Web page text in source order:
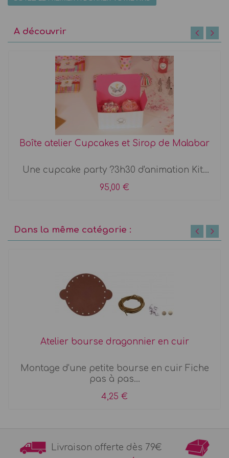
A découvrir
Boîte atelier Cupcakes et Sirop de Malabar
Une cupcake party ?3h30 d'animation Kit...
95,00 €
Dans la même catégorie :
Atelier bourse dragonnier en cuir
Montage d'une petite bourse en cuir Fiche
pas à pas...
4,25 €
Livraison offerte dès 79€